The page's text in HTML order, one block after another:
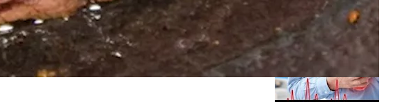
هل تؤثر الغدة الدرقية على القلب؟ العلاقة التي يغفلها كثيرون